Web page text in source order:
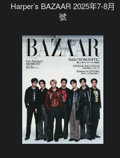
Harper’s BAZAAR 2025年7-8月
號